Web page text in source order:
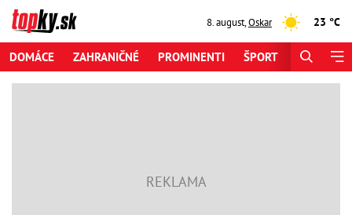
8. august,Oskar 23 °C
DOMÁCE ZAHRANIČNÉ PROMINENTI ŠPORT